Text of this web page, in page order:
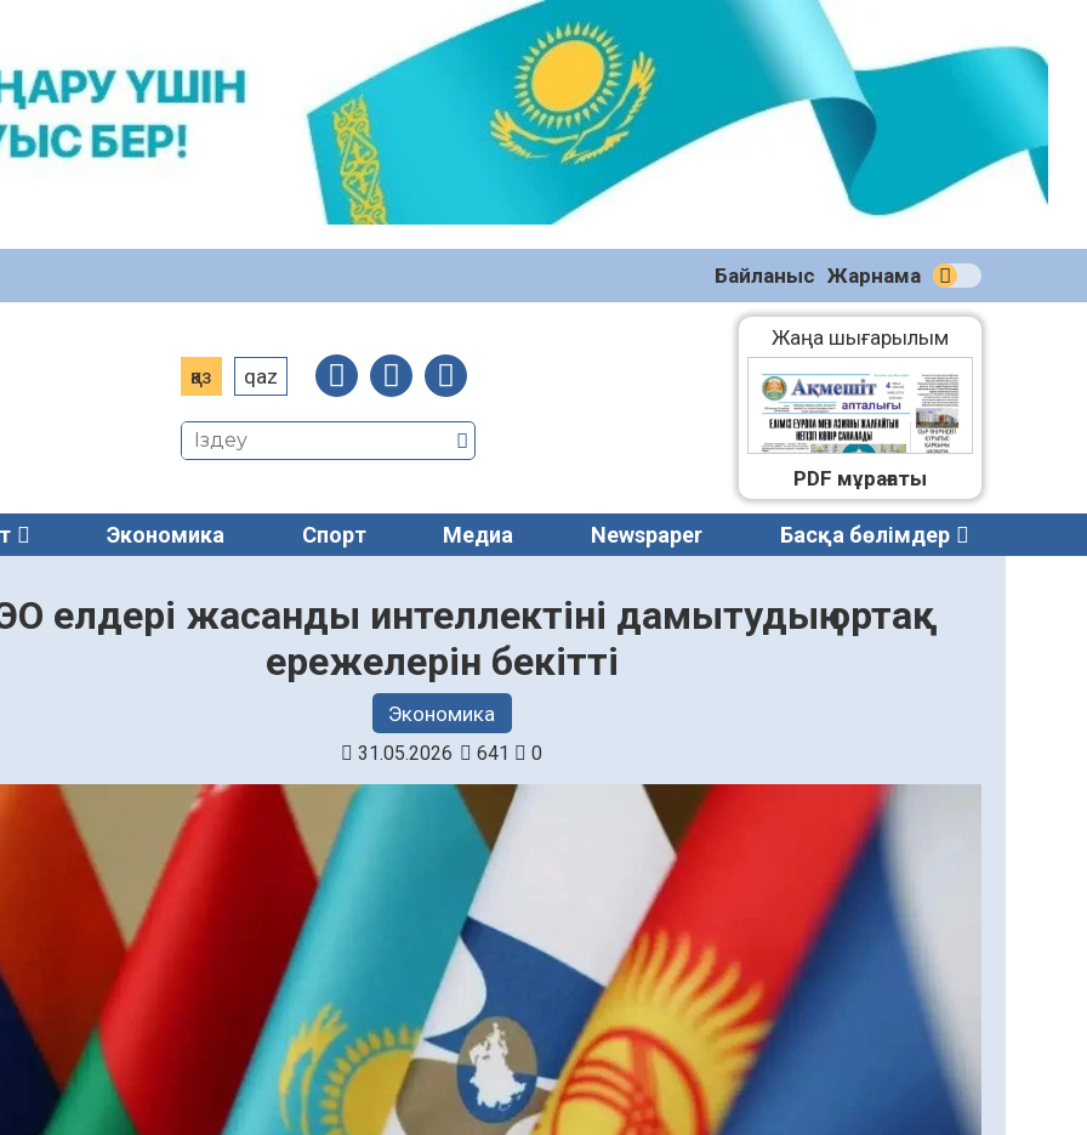
Байланыс Жарнама
қаз qaz
Жаңа шығарылым
(2270)
04.08.2026
PDF мұрағаты
Экономика Спорт Медиа Newspaper Басқа бөлімдер
елдері жасанды интеллектіні дамытудың ортақ
ережелерін бекітті
Экономика
31.05.2026 641 0